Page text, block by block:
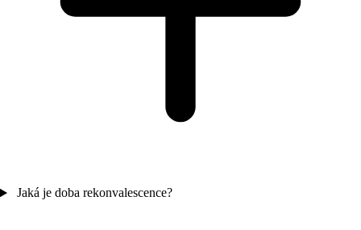
Jaká je doba rekonvalescence?